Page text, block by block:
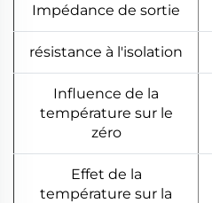
Impédance de sortie
résistance à l'isolation
Influence de la
température sur le
zéro
Effet de la
température sur la